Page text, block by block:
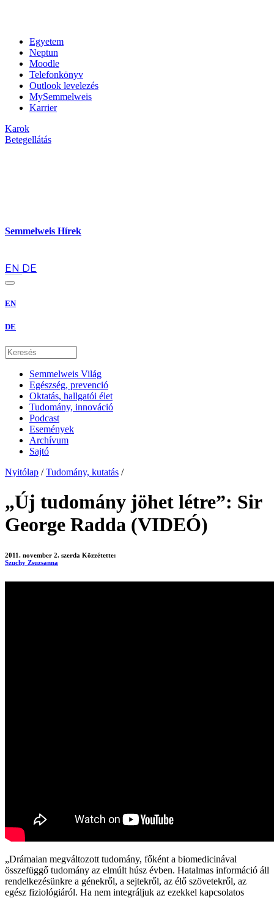
Egyetem
Neptun
Moodle
Telefonkönyv
Outlook levelezés
MySemmelweis
Karrier
Karok
Betegellátás
Semmelweis Hírek
EN DE
EN
DE
Semmelweis Világ
Egészség, prevenció
Oktatás, hallgatói élet
Tudomány, innováció
Podcast
Események
Archívum
Sajtó
Nyitólap / Tudomány, kutatás /
„Új tudomány jöhet létre”: Sir
George Radda (VIDEÓ)
2011. november 2. szerda Közzétette:
Szuchy Zsuzsanna
„Drámaian megváltozott tudomány, főként a biomedicinával
összefüggő tudomány az elmúlt húsz évben. Hatalmas információ áll
rendelkezésünkre a génekről, a sejtekről, az élő szövetekről, az
egész fiziológiáról. Ha nem integráljuk az ezekkel kapcsolatos